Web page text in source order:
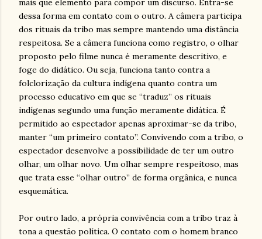
mais que elemento para compor um discurso. Entra-se
dessa forma em contato com o outro. A câmera participa
dos rituais da tribo mas sempre mantendo uma distância
respeitosa. Se a câmera funciona como registro, o olhar
proposto pelo filme nunca é meramente descritivo, e
foge do didático. Ou seja, funciona tanto contra a
folclorização da cultura indígena quanto contra um
processo educativo em que se “traduz” os rituais
indígenas segundo uma função meramente didática. É
permitido ao espectador apenas aproximar-se da tribo,
manter “um primeiro contato”. Convivendo com a tribo, o
espectador desenvolve a possibilidade de ter um outro
olhar, um olhar novo. Um olhar sempre respeitoso, mas
que trata esse “olhar outro” de forma orgânica, e nunca
esquemática.
Por outro lado, a própria convivência com a tribo traz à
tona a questão política. O contato com o homem branco